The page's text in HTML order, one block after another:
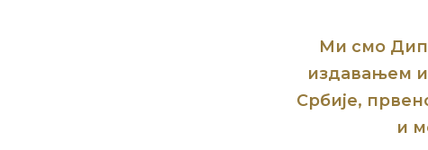
Ми смо
издавањем
Србије,
и